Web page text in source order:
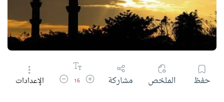
حفظ الملخص مشاركة زيادة حجم الخط
16 تقليل حجم الخط
الإعدادات